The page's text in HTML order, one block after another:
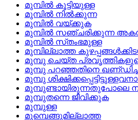
മുമ്പില്‍ കൂട്ടിയുള്ള
മുമ്പില്‍ നില്‍ക്കുന്ന
മുമ്പില്‍ വയ്‌ക്കുക
മുമ്പില്‍ സഞ്ചരിക്കുന്ന
മുമ്പില്‍ സ്‌തംഭമുള്ള
മുമ്പില്ലാത്ത
മുമ്പു ചെയ്‌ത
മുമ്പു പറഞ്ഞതിനെ
മുമ്പു
മുമ്പുണ്ടായിരുന്നതുപോലെ
മുമ്പുതന്നെ ജീവിക്കുക
മുമ്പുള്ള
മുമ്പെങ്ങുമില്ലാത്ത